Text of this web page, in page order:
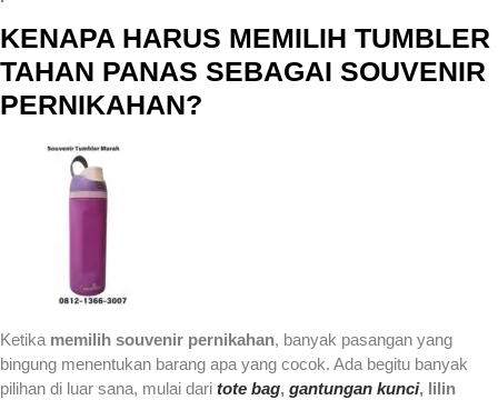
KENAPA HARUS MEMILIH TUMBLER
TAHAN PANAS SEBAGAI SOUVENIR
PERNIKAHAN?
Ketika memilih souvenir pernikahan, banyak pasangan yang
bingung menentukan barang apa yang cocok. Ada begitu banyak
pilihan di luar sana, mulai dari tote bag, gantungan kunci, lilin